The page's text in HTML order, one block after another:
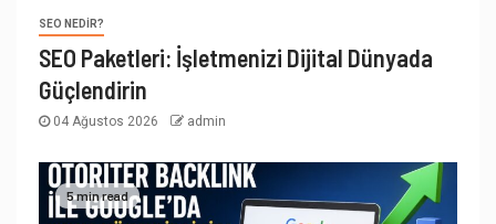
SEO NEDIR?
SEO Paketleri: İşletmenizi Dijital Dünyada
Güçlendirin
04 Ağustos 2026 admin
5 min read